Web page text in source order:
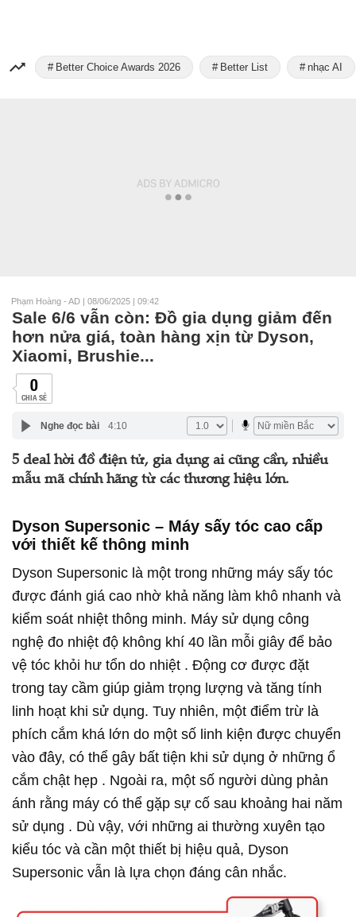
Better Choice Awards 2026 Better List nhạc AI
Phạm Hoàng - AD | 08/06/2025 | 09:42
Sale 6/6 vẫn còn: Đồ gia dụng giảm đến
hơn nửa giá, toàn hàng xịn từ Dyson,
Xiaomi, Brushie...
0
CHIA SẺ
Nghe đọc bài 4:10
5 deal hời đồ điện tử, gia dụng ai cũng cần, nhiều
mẫu mã chính hãng từ các thương hiệu lớn.
Dyson Supersonic – Máy sấy tóc cao cấp
với thiết kế thông minh
Dyson Supersonic là một trong những máy sấy tóc
được đánh giá cao nhờ khả năng làm khô nhanh và
kiểm soát nhiệt thông minh. Máy sử dụng công
nghệ đo nhiệt độ không khí 40 lần mỗi giây để bảo
vệ tóc khỏi hư tổn do nhiệt . Động cơ được đặt
trong tay cầm giúp giảm trọng lượng và tăng tính
linh hoạt khi sử dụng. Tuy nhiên, một điểm trừ là
phích cắm khá lớn do một số linh kiện được chuyển
vào đây, có thể gây bất tiện khi sử dụng ở những ổ
cắm chật hẹp . Ngoài ra, một số người dùng phản
ánh rằng máy có thể gặp sự cố sau khoảng hai năm
sử dụng . Dù vậy, với những ai thường xuyên tạo
kiểu tóc và cần một thiết bị hiệu quả, Dyson
Supersonic vẫn là lựa chọn đáng cân nhắc.